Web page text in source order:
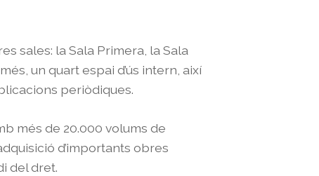
sales: la Sala Primera, la Sala
un quart espai d’ús intern, així
periòdiques.
més de 20.000 volums de
d’importants obres
del dret.